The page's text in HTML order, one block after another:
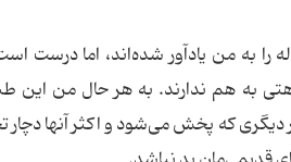
را به من یادآور شده‌اند، اما
به هم ندارند. به هر حال من این
دیگری كه پخش می‌شود و اكثر آنها